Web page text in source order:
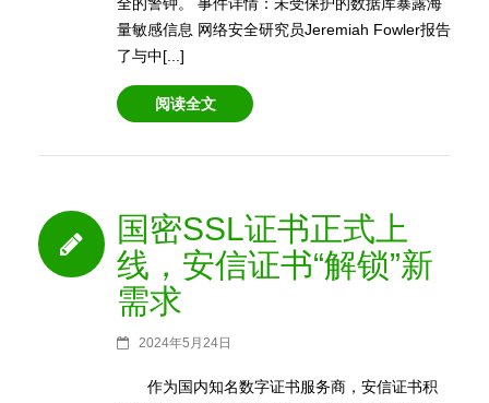
量敏感信息 网络安全研究员Jeremiah Fowler报告
了与中[...]
阅读全文
国密SSL证书正式上
线，安信证书“解锁”新
需求
2024年5月24日
作为国内知名数字证书服务商，安信证书积